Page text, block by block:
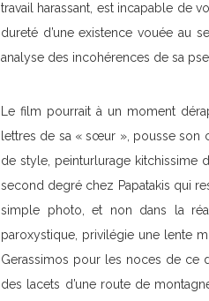
travail harassant, est incapable de
dureté d’une existence vouée au
analyse des incohérences de sa
Le film pourrait à un moment
lettres de sa « sœur », pousse son
de style, peinturlurage kitchissime
second degré chez Papatakis qui
simple photo, et non dans la
paroxystique, privilégie une lente
Gerassimos pour les noces de ce
des lacets d’une route de